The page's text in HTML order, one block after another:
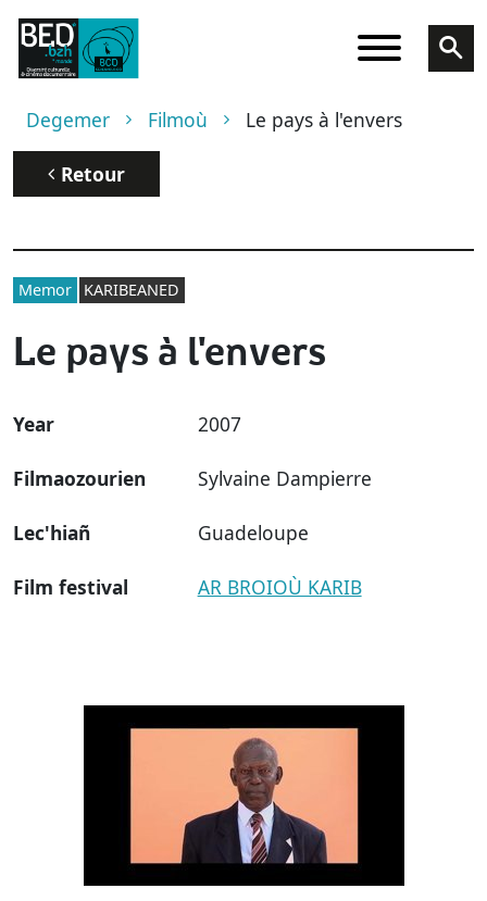
Skip to main content
Breadcrumb
Degemer Filmoù Le pays à l'envers
Retour
Memor KARIBEANED
Le pays à l'envers
Year 2007
Filmaozourien Sylvaine Dampierre
Lec'hiañ Guadeloupe
Film festival AR BROIOÙ KARIB